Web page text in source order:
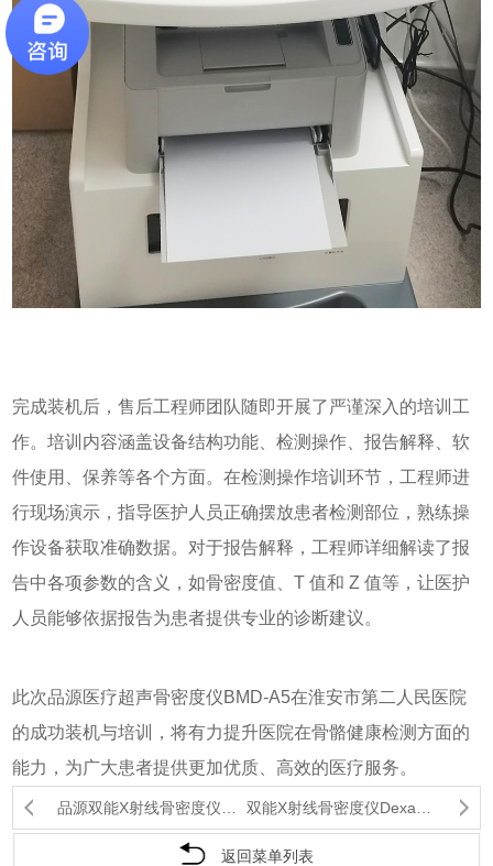
完成装机后，售后工程师团队随即开展了严谨深入的培训工
作。培训内容涵盖设备结构功能、检测操作、报告解释、软
件使用、保养等各个方面。在检测操作培训环节，工程师进
行现场演示，指导医护人员正确摆放患者检测部位，熟练操
作设备获取准确数据。对于报告解释，工程师详细解读了报
告中各项参数的含义，如骨密度值、T 值和 Z 值等，让医护
人员能够依据报告为患者提供专业的诊断建议。
此次品源医疗超声骨密度仪BMD-A5在淮安市第二人民医院
的成功装机与培训，将有力提升医院在骨骼健康检测方面的
能力，为广大患者提供更加优质、高效的医疗服务。
返回菜单列表